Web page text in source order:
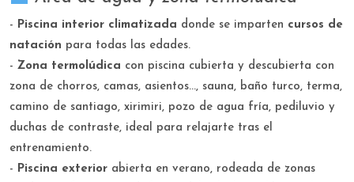
- Piscina interior climatizada donde se imparten cursos de
natación para todas las edades.
- Zona termolúdica con piscina cubierta y descubierta con
zona de chorros, camas, asientos..., sauna, baño turco, terma,
camino de santiago, xirimiri, pozo de agua fría, pediluvio y
duchas de contraste, ideal para relajarte tras el
entrenamiento.
- Piscina exterior abierta en verano, rodeada de zonas